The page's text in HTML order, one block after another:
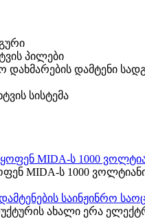
პილები
დახმარების დამტენი
სისტემა
MIDA-ს 1000
ახალი ერა